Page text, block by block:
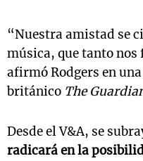
“Nuestra amistad se
música, que tanto
afirmó Rodgers en
británico The
Desde el V&A, se
radicará en la